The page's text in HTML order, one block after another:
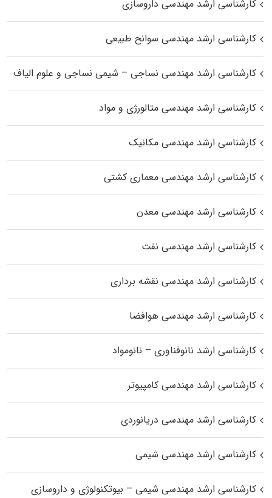
کارشناسی ارشد مهندسی داروسازی
کارشناسی ارشد مهندسی سوانح طبیعی
کارشناسی ارشد مهندسی نساجی – شیمی نساجی و علوم الیاف
کارشناسی ارشد مهندسی متالورژی و مواد
کارشناسی ارشد مهندسی مکانیک
کارشناسی ارشد مهندسی معماری کشتی
کارشناسی ارشد مهندسی معدن
کارشناسی ارشد مهندسی نفت
کارشناسی ارشد مهندسی نقشه برداری
کارشناسی ارشد مهندسی هوافضا
کارشناسی ارشد نانوفناوری – نانومواد
کارشناسی ارشد مهندسی کامپیوتر
کارشناسی ارشد مهندسی دریانوردی
کارشناسی ارشد مهندسی شیمی
کارشناسی ارشد مهندسی شیمی – بیوتکنولوژی و داروسازی